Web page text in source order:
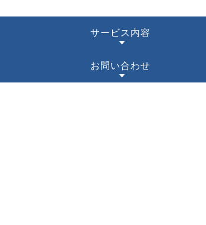
サービス内容
お問い合わせ